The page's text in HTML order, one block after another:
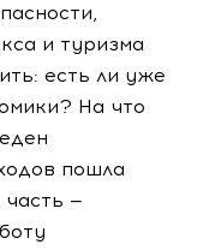
и туризма
есть ли уже
На что
пошла
—